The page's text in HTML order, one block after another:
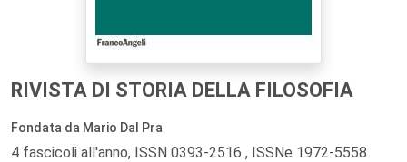
RIVISTA DI STORIA DELLA FILOSOFIA
Fondata da Mario Dal Pra
4 fascicoli all'anno, ISSN 0393-2516 , ISSNe 1972-5558